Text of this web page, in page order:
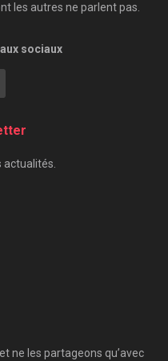
les autres ne parlent pas.
sociaux
actualités.
ne les partageons qu’avec